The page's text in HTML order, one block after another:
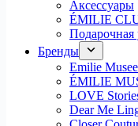
Аксессуары
ÉMILIE
Подарочная
Бренды
Emilie Musee
ÉMILIE
LOVE
Dear Me